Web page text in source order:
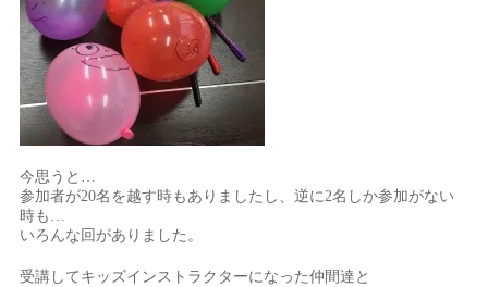
今思うと…
参加者が20名を越す時もありましたし、逆に2名しか参加がない
時も…
いろんな回がありました。
受講してキッズインストラクターになった仲間達と